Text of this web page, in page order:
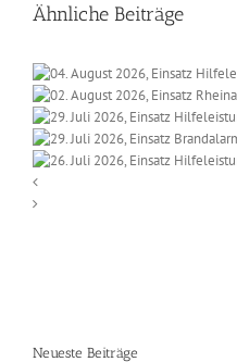
Ähnliche Beiträge
Neueste Beiträge